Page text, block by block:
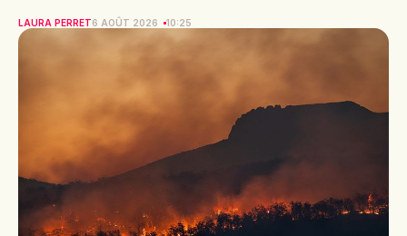
LAURA PERRET6 AOÛT 2026 10:25